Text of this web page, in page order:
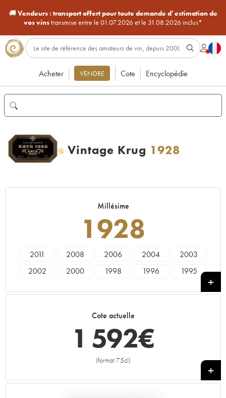
🚚Vendeurs : transport offert pour toute demande d’estimation de
vos vinstransmise entre le 01.07.2026 et le 31.08.2026 inclus*
Acheter VENDRE Cote Encyclopédie
H Vintage Krug 1928
Millésime
1928
2011 2008 2006 2004
2003
2002
2000 1998 1996
1995
1966
----
Cote actuelle
1 592€
(format 75cl)
+